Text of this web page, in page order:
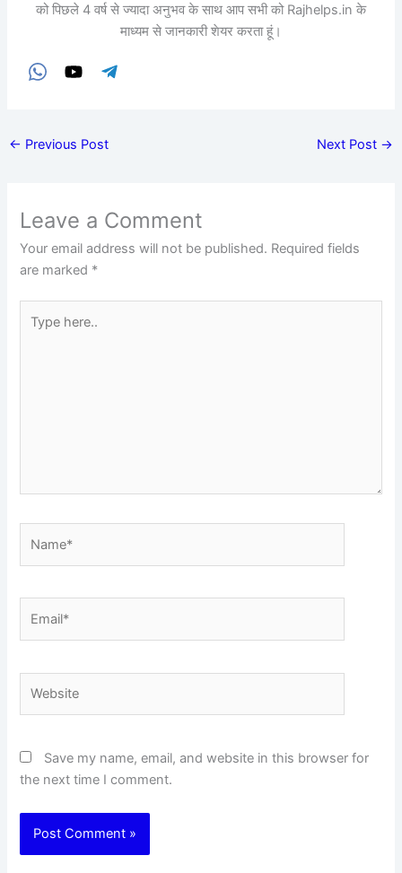
को पिछले 4 वर्ष से ज्यादा अनुभव के साथ आप सभी को Rajhelps.in के
माध्यम से जानकारी शेयर करता हूं।
← Previous Post Next Post →
Leave a Comment
Your email address will not be published. Required fields
are marked *
here..
Save my name, email, and website in this browser for
the next time I comment.